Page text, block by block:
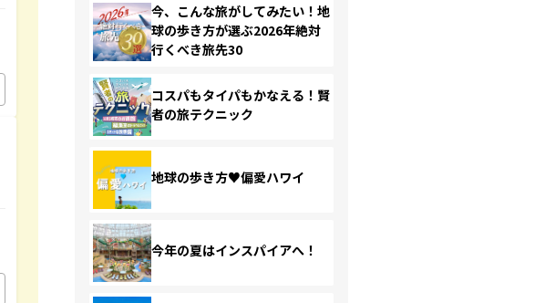
今、こんな旅がしてみたい！地
球の歩き方が選ぶ2026年絶対
行くべき旅先30
コスパもタイパもかなえる！賢
者の旅テクニック
地球の歩き方♥偏愛ハワイ
今年の夏はインスパイアへ！